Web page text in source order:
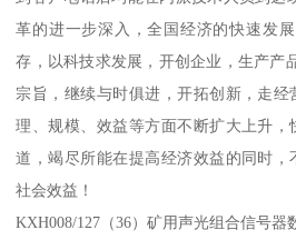
革的进一步深入，全国经济的快速发
存，以科技求发展，开创企业，生产产
宗旨，继续与时俱进，开拓创新，走
理、规模、效益等方面不断扩大上升，
道，竭尽所能在提高经济效益的同时
社会效益！
KXH008/127（36）矿用声光组合信号器